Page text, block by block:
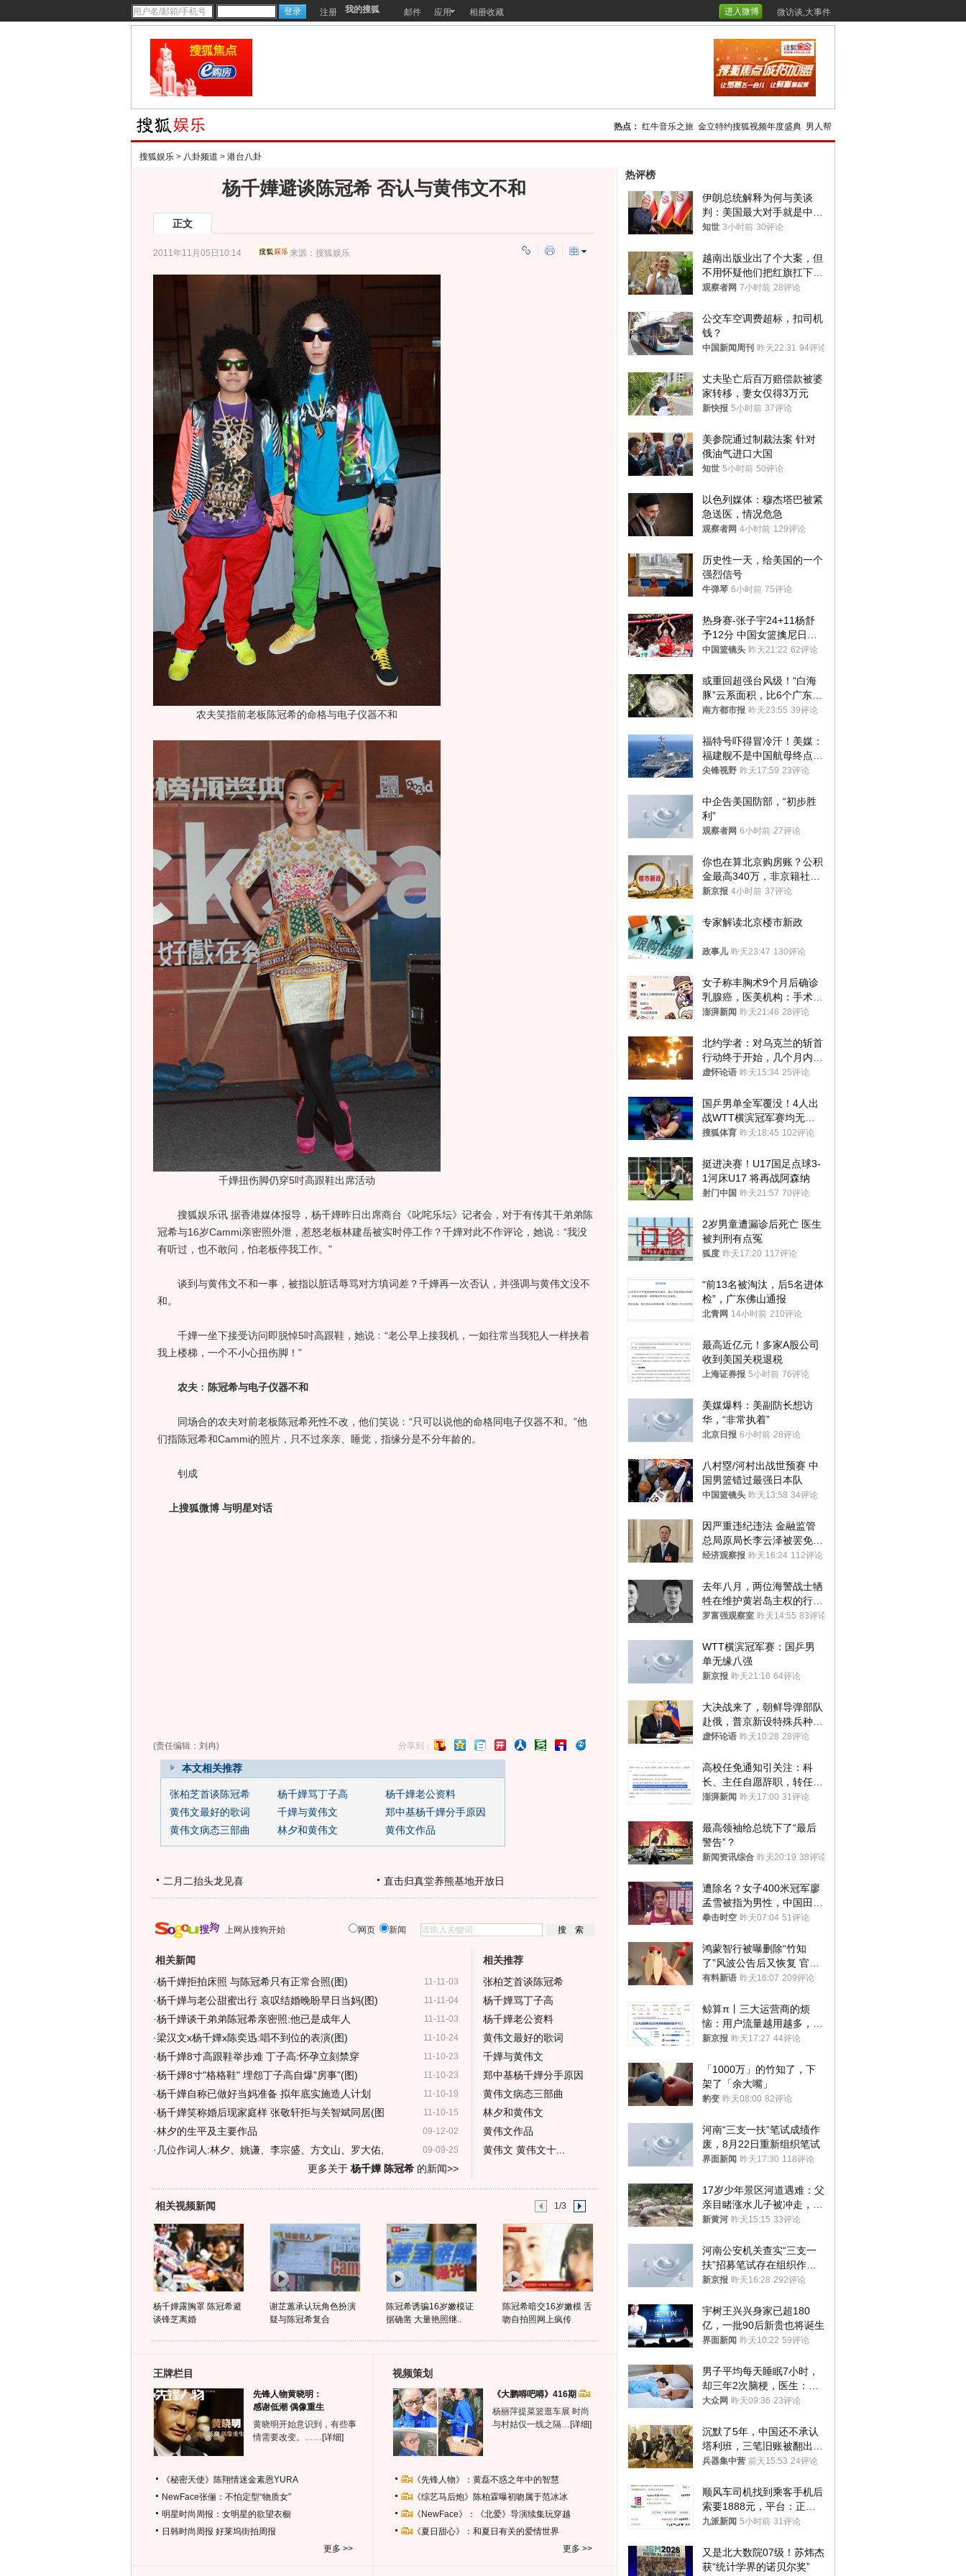
注册 我的搜狐 邮件 应用 相册收藏 进入微博 微访谈,大事件
热点： 红牛音乐之旅 金立特约搜狐视频年度盛典 男人帮
搜狐娱乐 > 八卦频道 > 港台八卦
杨千嬅避谈陈冠希 否认与黄伟文不和
正文
2011年11月05日10:14 来源：搜狐娱乐
农夫笑指前老板陈冠希的命格与电子仪器不和
千嬅扭伤脚仍穿5吋高跟鞋出席活动
搜狐娱乐讯 据香港媒体报导，杨千嬅昨日出席商台《叱咤乐坛》记者会，对于有传其干弟弟陈
冠希与16岁Cammi亲密照外泄，惹怒老板林建岳被实时停工作？千嬅对此不作评论，她说﹕“我没
有听过，也不敢问，怕老板停我工作。”
谈到与黄伟文不和一事，被指以脏话辱骂对方填词差？千嬅再一次否认，并强调与黄伟文没不
和。
千嬅一坐下接受访问即脱悼5吋高跟鞋，她说﹕“老公早上接我机，一如往常当我犯人一样挟着
我上楼梯，一个不小心扭伤脚！”
农夫﹕陈冠希与电子仪器不和
同场合的农夫对前老板陈冠希死性不改，他们笑说﹕“只可以说他的命格同电子仪器不和。”他
们指陈冠希和Cammi的照片，只不过亲亲、睡觉，指缘分是不分年龄的。
钊成
上搜狐微博 与明星对话
(责任编辑：刘冉) 分享到：
本文相关推荐
张柏芝首谈陈冠希 杨千嬅骂丁子高
杨千嬅老公资料
黄伟文最好的歌词
千嬅与黄伟文
郑中基杨千嬅分手原因
黄伟文病态三部曲
林夕和黄伟文 黄伟文作品
二月二抬头龙见喜 直击归真堂养熊基地开放日
上网从搜狗开始 网页 新闻
相关新闻
11-11-03
·杨千嬅拒拍床照 与陈冠希只有正常合照(图)
11-11-04
·杨千嬅与老公甜蜜出行 哀叹结婚晚盼早日当妈(图)
11-11-03
·杨千嬅谈干弟弟陈冠希亲密照:他已是成年人
11-10-24
·梁汉文x杨千嬅x陈奕迅:唱不到位的表演(图)
11-10-23
·杨千嬅8寸高跟鞋举步难 丁子高:怀孕立刻禁穿
11-10-23
·杨千嬅8寸"格格鞋" 埋怨丁子高自爆"房事"(图)
11-10-19
·杨千嬅自称已做好当妈准备 拟年底实施造人计划
11-10-15
·杨千嬅笑称婚后现家庭样 张敬轩拒与关智斌同居(图
09-12-02
·林夕的生平及主要作品
09-09-25
· 几位作词人:林夕、姚谦、李宗盛、方文山、罗大佑,
更多关于 杨千嬅 陈冠希的新闻>>
相关推荐
张柏芝首谈陈冠希
杨千嬅骂丁子高
杨千嬅老公资料
黄伟文最好的歌词
千嬅与黄伟文
郑中基杨千嬅分手原因
黄伟文病态三部曲
林夕和黄伟文
黄伟文作品
黄伟文 黄伟文十...
相关视频新闻 1/3
杨千嬅露胸罩 陈冠希避
谈锋芝离婚
谢芷蕙承认玩角色扮演
疑与陈冠希复合
陈冠希诱骗16岁嫩模证
据确凿 大量艳照继..
陈冠希暗交16岁嫩模 舌
吻自拍照网上疯传
王牌栏目
先锋人物黄晓明：
感谢低潮 偶像重生
黄晓明开始意识到，有些事
情需要改变。…… [详细]
《秘密天使》陈翔情迷金素恩YURA
NewFace张俪：不怕定型“物质女”
明星时尚周报：女明星的欲望衣橱
日韩时尚周报 好莱坞街拍周报
更多 >>
视频策划
《大鹏嘚吧嘚》416期
杨丽萍提菜篮逛车展 时尚
与村姑仅一线之隔… [详细]
《先锋人物》：黄磊不惑之年中的智慧
《综艺马后炮》陈柏霖曝初吻属于范冰冰
《NewFace》：《北爱》导演续集玩穿越
《夏日甜心》：和夏日有关的爱情世界
更多 >>
热评榜
伊朗总统解释为何与美谈
判：美国最大对手就是中
国，但他们也在对话
知世 3小时前 30评论
越南出版业出了个大案，但
不用怀疑他们把红旗扛下去
的决心
观察者网 7小时前 28评论
公交车空调费超标，扣司机
钱？
中国新闻周刊 昨天22:31 94评论
丈夫坠亡后百万赔偿款被婆
家转移，妻女仅得3万元
新快报 5小时前 37评论
美参院通过制裁法案 针对
俄油气进口大国
知世 5小时前 50评论
以色列媒体：穆杰塔巴被紧
急送医，情况危急
观察者网 4小时前 129评论
历史性一天，给美国的一个
强烈信号
牛弹琴 6小时前 75评论
热身赛-张子宇24+11杨舒
予12分 中国女篮擒尼日利
亚
中国篮镜头 昨天21:22 62评论
或重回超强台风级！“白海
豚”云系面积，比6个广东还
大！深圳官方：注意这件事
南方都市报 昨天23:55 39评论
福特号吓得冒冷汗！美媒：
福建舰不是中国航母终点，
而是新起点！
尖锋视野 昨天17:59 23评论
中企告美国防部，“初步胜
利”
观察者网 6小时前 27评论
你也在算北京购房账？公积
金最高340万，非京籍社保
1年
新京报 4小时前 37评论
专家解读北京楼市新政
政事儿 昨天23:47 130评论
女子称丰胸术9个月后确诊
乳腺癌，医美机构：手术不
可能引发癌症，建议走司法
澎湃新闻 昨天21:46 28评论
北约学者：对乌克兰的斩首
行动终于开始，几个月内乌
将投降
虚怀论语 昨天15:34 25评论
国乒男单全军覆没！4人出
战WTT横滨冠军赛均无缘
八强
搜狐体育 昨天18:45 102评论
挺进决赛！U17国足点球3-
1河床U17 将再战阿森纳
射门中国 昨天21:57 70评论
2岁男童遭漏诊后死亡 医生
被判刑有点冤
狐度 昨天17:20 117评论
“前13名被淘汰，后5名进体
检”，广东佛山通报
北青网 14小时前 210评论
最高近亿元！多家A股公司
收到美国关税退税
上海证券报 5小时前 76评论
美媒爆料：美副防长想访
华，“非常执着”
北京日报 6小时前 28评论
八村塁/河村出战世预赛 中
国男篮错过最强日本队
中国篮镜头 昨天13:58 34评论
因严重违纪违法 金融监管
总局原局长李云泽被罢免全
国人大代表
经济观察报 昨天16:24 112评论
去年八月，两位海警战士牺
牲在维护黄岩岛主权的行动
中
罗富强观察室 昨天14:55 83评论
WTT横滨冠军赛：国乒男
单无缘八强
新京报 昨天21:16 64评论
大决战来了，朝鲜导弹部队
赴俄，普京新设特殊兵种，
76岁老将扛旗
虚怀论语 昨天10:28 28评论
高校任免通知引关注：科
长、主任自愿辞职，转任思
政辅导员
澎湃新闻 昨天17:00 31评论
最高领袖给总统下了“最后
警告”？
新闻资讯综合 昨天20:19 38评论
遭除名？女子400米冠军廖
孟雪被指为男性，中国田协
默不作声
拳击时空 昨天07:04 51评论
鸿蒙智行被曝删除“竹知
了”风波公告后又恢复 官媒
曾力挺：劝华为要大度的，
有料新语 昨天16:07 209评论
鲸算π丨三大运营商的烦
恼：用户流量越用越多，收
入却越来越少
新京报 昨天17:27 44评论
「1000万」的竹知了，下
架了「余大嘴」
豹变 昨天08:00 82评论
河南“三支一扶”笔试成绩作
废，8月22日重新组织笔试
界面新闻 昨天17:30 118评论
17岁少年景区河道遇难：父
亲目睹涨水儿子被冲走，当
地排除上游泄洪，家属盼厘
新黄河 昨天15:15 33评论
河南公安机关查实“三支一
扶”招募笔试存在组织作弊
犯罪行为
新京报 昨天16:28 292评论
宇树王兴兴身家已超180
亿，一批90后新贵也将诞生
界面新闻 昨天10:22 59评论
男子平均每天睡眠7小时，
却三年2次脑梗，医生：这
样睡觉更伤身
大众网 昨天09:36 23评论
沉默了5年，中国还不承认
塔利班，三笔旧账被翻出，
最大风险出现
兵器集中营 前天15:53 24评论
顺风车司机找到乘客手机后
索要1888元，平台：正和
司机沟通协商
九派新闻 5小时前 31评论
又是北大数院07级！苏炜杰
获“统计学界的诺贝尔奖”